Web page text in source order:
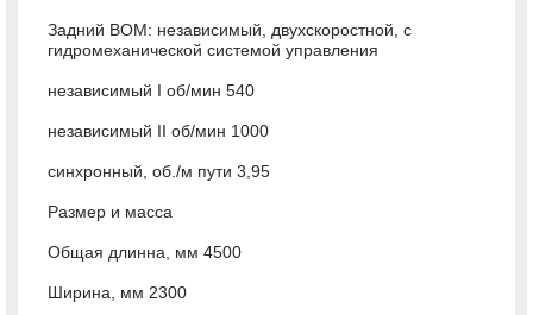
Задний ВОМ: независимый, двухскоростной, с
гидромеханической системой управления
независимый I об/мин 540
независимый II об/мин 1000
синхронный, об./м пути 3,95
Размер и масса
Общая длинна, мм 4500
Ширина, мм 2300